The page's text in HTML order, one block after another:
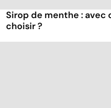
Sirop de menthe : avec
choisir ?